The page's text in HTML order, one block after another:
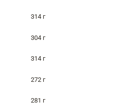
314 г
304 г
314 г
272 г
281 г